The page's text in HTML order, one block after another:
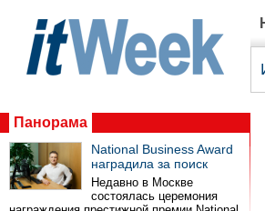
Панорама
National Business Award
наградила за поиск
Недавно в Москве
состоялась церемония